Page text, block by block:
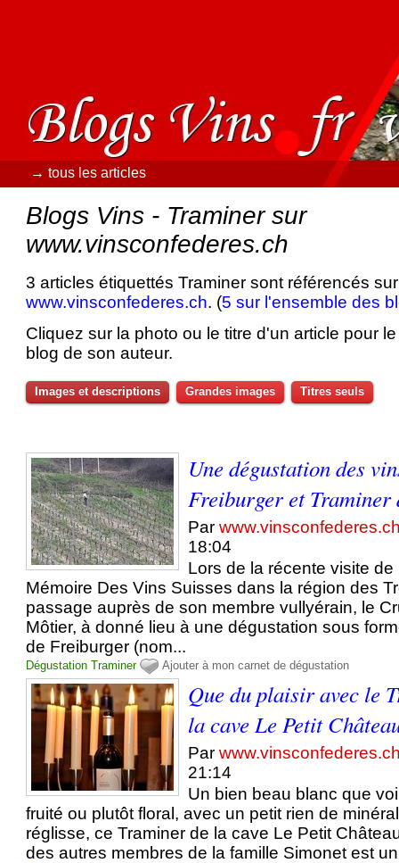
→ tous les articles
Blogs Vins - Traminer sur
www.vinsconfederes.ch
3 articles étiquettés Traminer sont référencés
www.vinsconfederes.ch. (5 sur l'ensemble des
Cliquez sur la photo ou le titre d'un article pour
blog de son auteur.
Images et descriptions Grandes images Titres seuls
Une dégustation des
Freiburger et Traminer
Par
18:04
Lors de la récente visite de
Mémoire Des Vins Suisses dans la région des
passage auprès de son membre vullyérain, le
Môtier, à donné lieu à une dégustation sous
de Freiburger (nom...
Dégustation Traminer Ajouter à mon carnet de dégustation
Que du plaisir avec le
la cave Le Petit
Par
21:14
Un bien beau blanc que
fruité ou plutôt floral, avec un petit rien de
réglisse, ce Traminer de la cave Le Petit
des autres membres de la famille Simonet est